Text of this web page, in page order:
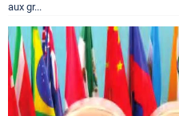
aux gr...